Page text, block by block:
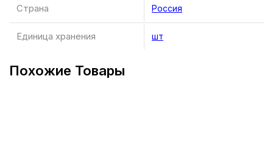
Страна Россия
Единица хранения шт
Похожие Товары